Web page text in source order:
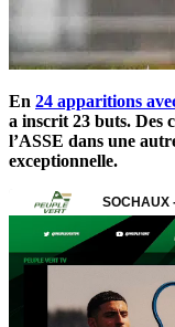
En 24 apparitions
a inscrit 23 buts. Des
l’ASSE dans une
exceptionnelle.